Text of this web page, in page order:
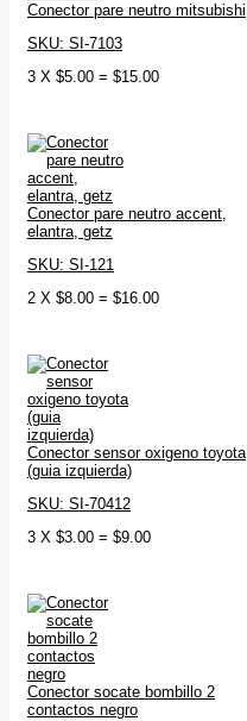
Conector pare neutro mitsubishi
SKU: SI-7103
3 X $5.00 = $15.00
Conector pare neutro accent,
elantra, getz
SKU: SI-121
2 X $8.00 = $16.00
Conector sensor oxigeno toyota
(guia izquierda)
SKU: SI-70412
3 X $3.00 = $9.00
Conector socate bombillo 2
contactos negro